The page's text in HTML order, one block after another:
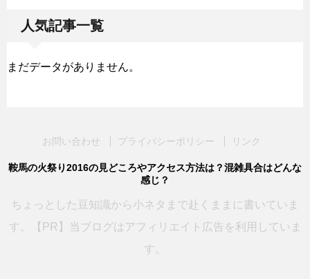
人気記事一覧
まだデータがありません。
お問い合わせ プライバシーポリシー リンク
鞍馬の火祭り2016の見どころやアクセス方法は？混雑具合はどんな
感じ？
ちょっとした豆知識から小ネタまで赴くままに書いていま
す。【PR】当ブログはアフィリエイト広告を利用していま
す。